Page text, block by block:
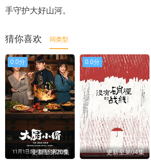
手守护大好山河。
猜你喜欢 同类型
0.0分
更新至第20集
0.0分
更新至第04集